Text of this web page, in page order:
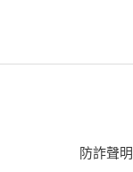
防詐聲明